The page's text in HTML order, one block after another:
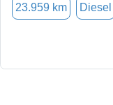
23.959 km Diesel